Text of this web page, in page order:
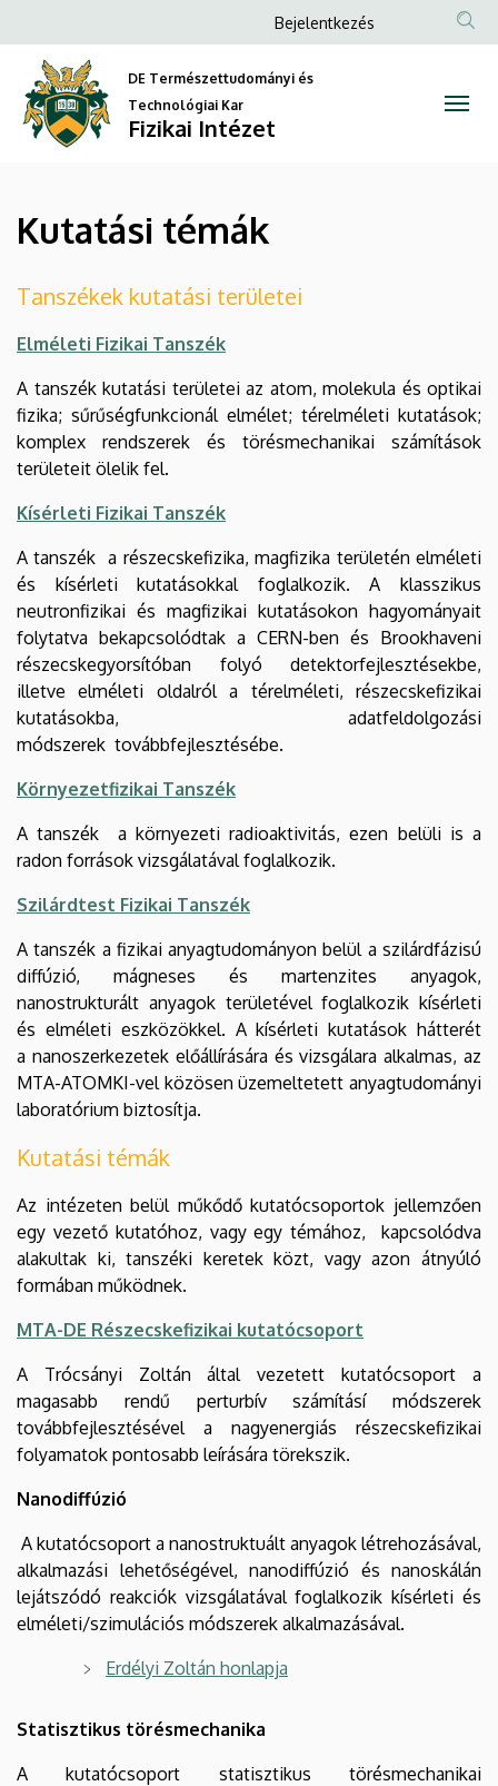
témák
Fizikai
Intézet
a
tartalomra
Anonim
fiók
menüje
Bejelentkezés
DE Természettudományi és
Technológiai Kar
Fizikai Intézet
Kutatási témák
Tanszékek kutatási területei
Elméleti Fizikai Tanszék
A tanszék kutatási területei az atom, molekula és optikai
fizika; sűrűségfunkcionál elmélet; térelméleti kutatások;
komplex rendszerek és törésmechanikai számítások
területeit ölelik fel.
Kísérleti Fizikai Tanszék
A tanszék a részecskefizika, magfizika területén elméleti
és kísérleti kutatásokkal foglalkozik. A klasszikus
neutronfizikai és magfizikai kutatásokon hagyományait
folytatva bekapcsolódtak a CERN-ben és Brookhaveni
részecskegyorsítóban folyó detektorfejlesztésekbe,
illetve elméleti oldalról a térelméleti, részecskefizikai
kutatásokba, adatfeldolgozási
módszerek továbbfejlesztésébe.
Környezetfizikai Tanszék
A tanszék a környezeti radioaktivitás, ezen belüli is a
radon források vizsgálatával foglalkozik.
Szilárdtest Fizikai Tanszék
A tanszék a fizikai anyagtudományon belül a szilárdfázisú
diffúzió, mágneses és martenzites anyagok,
nanostrukturált anyagok területével foglalkozik kísérleti
és elméleti eszközökkel. A kísérleti kutatások hátterét
a nanoszerkezetek előállírására és vizsgálara alkalmas, az
MTA-ATOMKI-vel közösen üzemeltetett anyagtudományi
laboratórium biztosítja.
Kutatási témák
Az intézeten belül műkődő kutatócsoportok jellemzően
egy vezető kutatóhoz, vagy egy témához, kapcsolódva
alakultak ki, tanszéki keretek közt, vagy azon átnyúló
formában működnek.
MTA-DE Részecskefizikai kutatócsoport
A Trócsányi Zoltán által vezetett kutatócsoport a
magasabb rendű perturbív számításí módszerek
továbbfejlesztésével a nagyenergiás részecskefizikai
folyamatok pontosabb leírására törekszik.
Nanodiffúzió
A kutatócsoport a nanostruktuált anyagok létrehozásával,
alkalmazási lehetőségével, nanodiffúzió és nanoskálán
lejátszódó reakciók vizsgálatával foglalkozik kísérleti és
elméleti/szimulációs módszerek alkalmazásával.
Erdélyi Zoltán honlapja
Statisztikus törésmechanika
A kutatócsoport statisztikus törésmechanikai